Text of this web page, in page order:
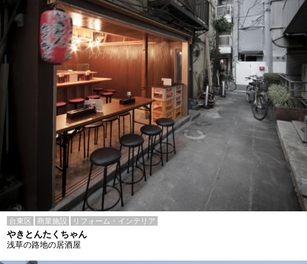
台東区 商業施設 リフォーム・インテリア
やきとんたくちゃん
浅草の路地の居酒屋